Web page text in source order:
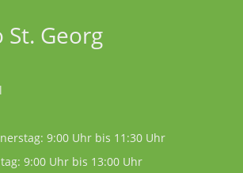
Georg
9:00 Uhr bis 11:30 Uhr
9:00 Uhr bis 13:00 Uhr